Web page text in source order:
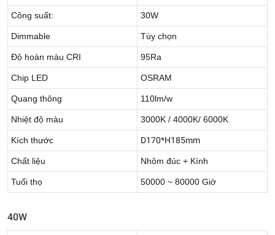
Công suất: 30W
Dimmable Tùy chọn
Độ hoàn màu CRI 95Ra
Chip LED OSRAM
Quang thông 110lm/w
Nhiệt độ màu 3000K / 4000K/ 6000K
Kích thước D170*H185mm
Chất liệu Nhôm đúc + Kính
Tuổi thọ 50000 ~ 80000 Giờ
40W